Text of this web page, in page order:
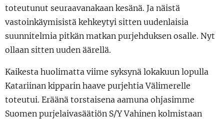
toteutunut seuraavanakaan kesänä. Ja näistä
vastoinkäymisistä kehkeytyi sitten uudenlaisia
suunnitelmia pitkän matkan purjehduksen osalle. Nyt
ollaan sitten uuden äärellä.
Kaikesta huolimatta viime syksynä lokakuun lopulla
Katariinan kipparin haave purjehtia Välimerelle
toteutui. Eräänä torstaisena aamuna ohjasimme
Suomen purjelaivasäätiön S/Y Vahinen kolmistaan